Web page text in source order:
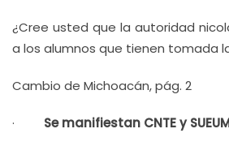
¿Cree usted que la autoridad
a los alumnos que tienen tomada la
Cambio de Michoacán, pág. 2
· Se manifiestan CNTE y